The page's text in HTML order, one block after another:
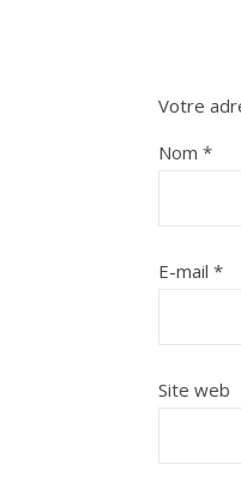
Votre
Nom *
E-mail *
Site web